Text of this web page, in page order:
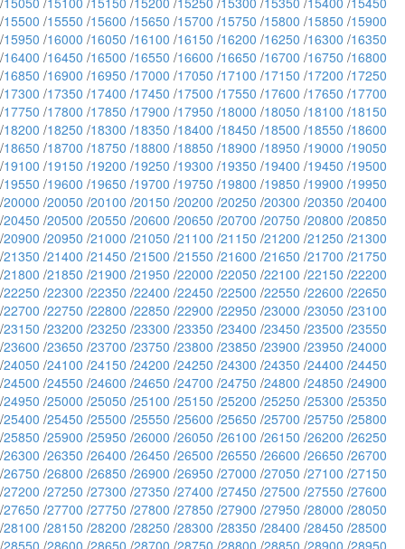
/15500 /15550 /15600 /15650 /15700 /15750 /15800 /15850 /15900
/15950 /16000 /16050 /16100 /16150 /16200 /16250 /16300 /16350
/16400 /16450 /16500 /16550 /16600 /16650 /16700 /16750 /16800
/16850 /16900 /16950 /17000 /17050 /17100 /17150 /17200 /17250
/17300 /17350 /17400 /17450 /17500 /17550 /17600 /17650 /17700
/17750 /17800 /17850 /17900 /17950 /18000 /18050 /18100 /18150
/18200 /18250 /18300 /18350 /18400 /18450 /18500 /18550 /18600
/18650 /18700 /18750 /18800 /18850 /18900 /18950 /19000 /19050
/19100 /19150 /19200 /19250 /19300 /19350 /19400 /19450 /19500
/19550 /19600 /19650 /19700 /19750 /19800 /19850 /19900 /19950
/20000 /20050 /20100 /20150 /20200 /20250 /20300 /20350 /20400
/20450 /20500 /20550 /20600 /20650 /20700 /20750 /20800 /20850
/20900 /20950 /21000 /21050 /21100 /21150 /21200 /21250 /21300
/21350 /21400 /21450 /21500 /21550 /21600 /21650 /21700 /21750
/21800 /21850 /21900 /21950 /22000 /22050 /22100 /22150 /22200
/22250 /22300 /22350 /22400 /22450 /22500 /22550 /22600 /22650
/22700 /22750 /22800 /22850 /22900 /22950 /23000 /23050 /23100
/23150 /23200 /23250 /23300 /23350 /23400 /23450 /23500 /23550
/23600 /23650 /23700 /23750 /23800 /23850 /23900 /23950 /24000
/24050 /24100 /24150 /24200 /24250 /24300 /24350 /24400 /24450
/24500 /24550 /24600 /24650 /24700 /24750 /24800 /24850 /24900
/24950 /25000 /25050 /25100 /25150 /25200 /25250 /25300 /25350
/25400 /25450 /25500 /25550 /25600 /25650 /25700 /25750 /25800
/25850 /25900 /25950 /26000 /26050 /26100 /26150 /26200 /26250
/26300 /26350 /26400 /26450 /26500 /26550 /26600 /26650 /26700
/26750 /26800 /26850 /26900 /26950 /27000 /27050 /27100 /27150
/27200 /27250 /27300 /27350 /27400 /27450 /27500 /27550 /27600
/27650 /27700 /27750 /27800 /27850 /27900 /27950 /28000 /28050
/28100 /28150 /28200 /28250 /28300 /28350 /28400 /28450 /28500
/28550 /28600 /28650 /28700 /28750 /28800 /28850 /28900 /28950